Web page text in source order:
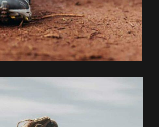
EXPLOREZ LE PARCOURS